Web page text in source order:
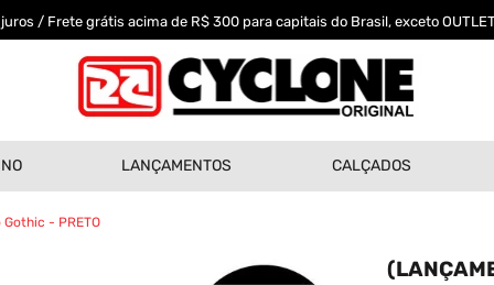
/ Frete grátis acima de R$ 300 para capitais do Brasil, exceto
LANÇAMENTOS CALÇADOS
Gothic - PRETO